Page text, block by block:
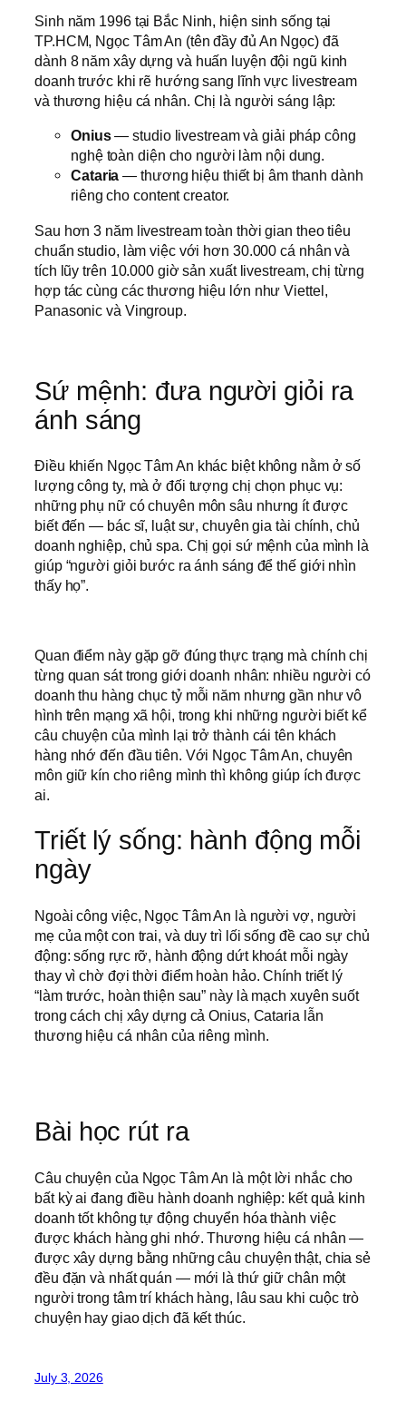
Sinh năm 1996 tại Bắc Ninh, hiện sinh sống tại
TP.HCM, Ngọc Tâm An (tên đầy đủ An Ngọc) đã
dành 8 năm xây dựng và huấn luyện đội ngũ kinh
doanh trước khi rẽ hướng sang lĩnh vực livestream
và thương hiệu cá nhân. Chị là người sáng lập:
Onius— studio livestream và giải pháp công
nghệ toàn diện cho người làm nội dung.
Cataria — thương hiệu thiết bị âm thanh dành
riêng cho content creator.
Sau hơn 3 năm livestream toàn thời gian theo tiêu
chuẩn studio, làm việc với hơn 30.000 cá nhân và
tích lũy trên 10.000 giờ sản xuất livestream, chị từng
hợp tác cùng các thương hiệu lớn như Viettel,
Panasonic và Vingroup.
Sứ mệnh: đưa người giỏi ra
ánh sáng
Điều khiến Ngọc Tâm An khác biệt không nằm ở số
lượng công ty, mà ở đối tượng chị chọn phục vụ:
những phụ nữ có chuyên môn sâu nhưng ít được
biết đến — bác sĩ, luật sư, chuyên gia tài chính, chủ
doanh nghiệp, chủ spa. Chị gọi sứ mệnh của mình là
giúp “người giỏi bước ra ánh sáng để thế giới nhìn
thấy họ”.
Quan điểm này gặp gỡ đúng thực trạng mà chính chị
từng quan sát trong giới doanh nhân: nhiều người có
doanh thu hàng chục tỷ mỗi năm nhưng gần như vô
hình trên mạng xã hội, trong khi những người biết kể
câu chuyện của mình lại trở thành cái tên khách
hàng nhớ đến đầu tiên. Với Ngọc Tâm An, chuyên
môn giữ kín cho riêng mình thì không giúp ích được
ai.
Triết lý sống: hành động mỗi
ngày
Ngoài công việc, Ngọc Tâm An là người vợ, người
mẹ của một con trai, và duy trì lối sống đề cao sự chủ
động: sống rực rỡ, hành động dứt khoát mỗi ngày
thay vì chờ đợi thời điểm hoàn hảo. Chính triết lý
“làm trước, hoàn thiện sau” này là mạch xuyên suốt
trong cách chị xây dựng cả Onius, Cataria lẫn
thương hiệu cá nhân của riêng mình.
Bài học rút ra
Câu chuyện của Ngọc Tâm An là một lời nhắc cho
bất kỳ ai đang điều hành doanh nghiệp: kết quả kinh
doanh tốt không tự động chuyển hóa thành việc
được khách hàng ghi nhớ. Thương hiệu cá nhân —
được xây dựng bằng những câu chuyện thật, chia sẻ
đều đặn và nhất quán — mới là thứ giữ chân một
người trong tâm trí khách hàng, lâu sau khi cuộc trò
chuyện hay giao dịch đã kết thúc.
July 3, 2026